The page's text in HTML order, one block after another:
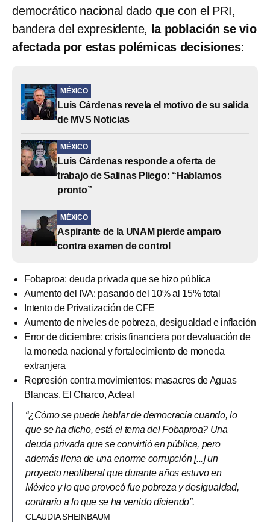
democrático nacional dado que con el PRI,
bandera del expresidente, la población se vio
afectada por estas polémicas decisiones:
MÉXICO
Luis Cárdenas revela el motivo de su salida
de MVS Noticias
MÉXICO
Luis Cárdenas responde a oferta de
trabajo de Salinas Pliego: “Hablamos
pronto”
MÉXICO
Aspirante de la UNAM pierde amparo
contra examen de control
Fobaproa: deuda privada que se hizo pública
Aumento del IVA: pasando del 10% al 15% total
Intento de Privatización de CFE
Aumento de niveles de pobreza, desigualdad e inflación
Error de diciembre: crisis financiera por devaluación de
la moneda nacional y fortalecimiento de moneda
extranjera
Represión contra movimientos: masacres de Aguas
Blancas, El Charco, Acteal
“¿Cómo se puede hablar de democracia cuando, lo
que se ha dicho, está el tema del Fobaproa? Una
deuda privada que se convirtió en pública, pero
además llena de una enorme corrupción [...] un
proyecto neoliberal que durante años estuvo en
México y lo que provocó fue pobreza y desigualdad,
contrario a lo que se ha venido diciendo”.
CLAUDIA SHEINBAUM